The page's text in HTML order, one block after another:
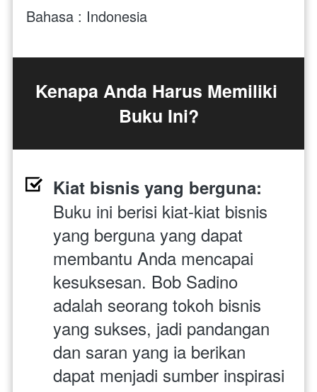
Bahasa : Indonesia
Kenapa Anda Harus Memiliki
Buku Ini?
Buku ini berisi kiat-kiat bisnis
yang berguna yang dapat
membantu Anda mencapai
kesuksesan. Bob Sadino
adalah seorang tokoh bisnis
yang sukses, jadi pandangan
dan saran yang ia berikan
dapat menjadi sumber inspirasi